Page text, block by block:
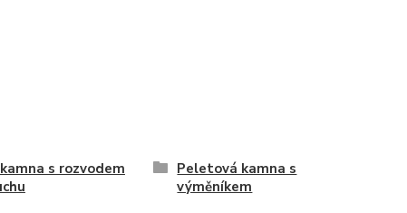
s rozvodem
Peletová kamna s
výměníkem